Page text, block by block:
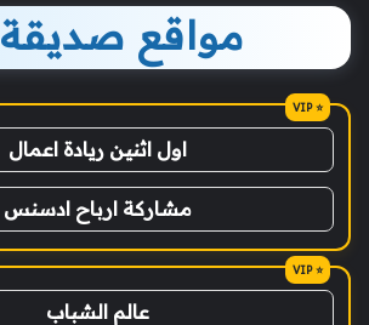
مواقع صديقة
اول اثنين ريادة اعمال
مشاركة ارباح ادسنس
عالم الشباب